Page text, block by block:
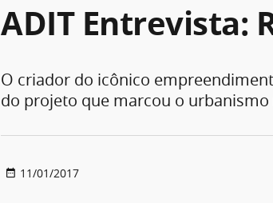
ADIT Entrevista:
O criador do icônico
do projeto que marcou o
11/01/2017